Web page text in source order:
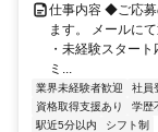
仕事内容 ◆ご応募
ます。 メールに
・未経験スター
ミ...
業界未経験者歓迎 社員
資格取得支援あり
学歴
駅近5分以内
シフト制